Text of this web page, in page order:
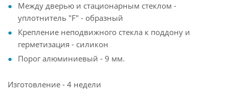
Между дверью и стационарным стеклом -
уплотнитель "F" - образный
Крепление неподвижного стекла к поддону и
герметизация - силикон
Порог алюминиевый - 9 мм.
Изготовление - 4 недели